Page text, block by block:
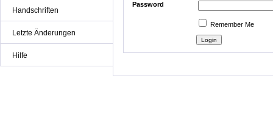
Handschriften
Letzte Änderungen
Hilfe
Password
Remember Me